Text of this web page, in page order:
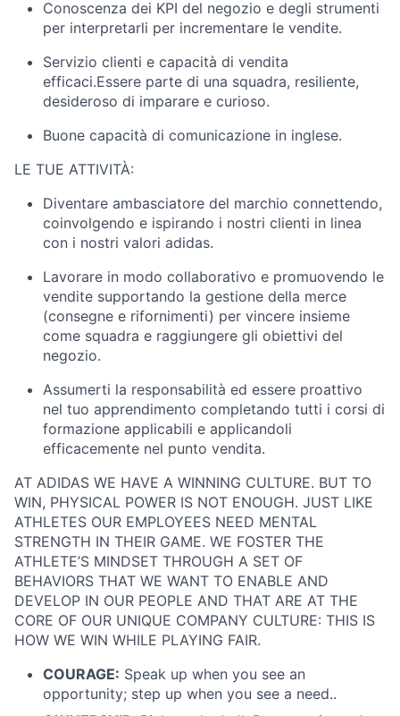
Conoscenza dei KPI del negozio e degli strumenti
per interpretarli per incrementare le vendite.
Servizio clienti e capacità di vendita
efficaci.Essere parte di una squadra, resiliente,
desideroso di imparare e curioso.
Buone capacità di comunicazione in inglese.
LE TUE ATTIVITÀ:
Diventare ambasciatore del marchio connettendo,
coinvolgendo e ispirando i nostri clienti in linea
con i nostri valori adidas.
Lavorare in modo collaborativo e promuovendo le
vendite supportando la gestione della merce
(consegne e rifornimenti) per vincere insieme
come squadra e raggiungere gli obiettivi del
negozio.
Assumerti la responsabilità ed essere proattivo
nel tuo apprendimento completando tutti i corsi di
formazione applicabili e applicandoli
efficacemente nel punto vendita.
AT ADIDAS WE HAVE A WINNING CULTURE. BUT TO
WIN, PHYSICAL POWER IS NOT ENOUGH. JUST LIKE
ATHLETES OUR EMPLOYEES NEED MENTAL
STRENGTH IN THEIR GAME. WE FOSTER THE
ATHLETE’S MINDSET THROUGH A SET OF
BEHAVIORS THAT WE WANT TO ENABLE AND
DEVELOP IN OUR PEOPLE AND THAT ARE AT THE
CORE OF OUR UNIQUE COMPANY CULTURE: THIS IS
HOW WE WIN WHILE PLAYING FAIR.
COURAGE: Speak up when you see an
opportunity; step up when you see a need..